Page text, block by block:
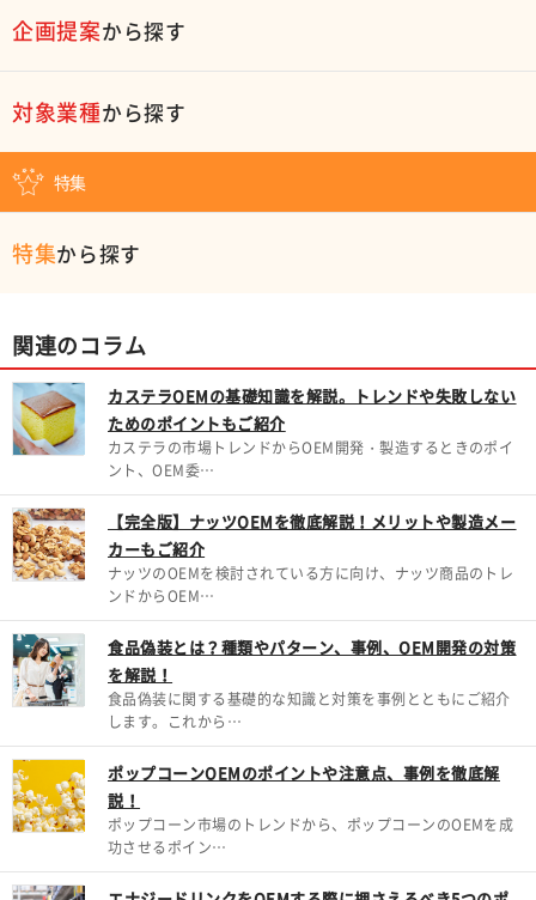
企画提案から探す
対象業種から探す
特集
特集から探す
関連のコラム
カステラOEMの基礎知識を解説。トレンドや失敗しない
ためのポイントもご紹介
カステラの市場トレンドからOEM開発・製造するときのポイ
ント、OEM委…
【完全版】ナッツOEMを徹底解説！メリットや製造メー
カーもご紹介
ナッツのOEMを検討されている方に向け、ナッツ商品のトレ
ンドからOEM…
食品偽装とは？種類やパターン、事例、OEM開発の対策
を解説！
食品偽装に関する基礎的な知識と対策を事例とともにご紹介
します。これから…
ポップコーンOEMのポイントや注意点、事例を徹底解
説！
ポップコーン市場のトレンドから、ポップコーンのOEMを成
功させるポイン…